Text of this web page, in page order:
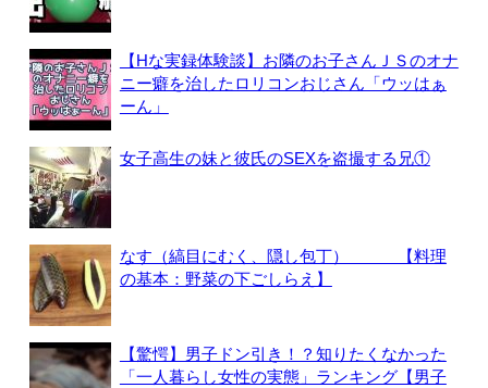
【Hな実録体験談】お隣のお子さんＪＳのオナ
ニー癖を治したロリコンおじさん「ウッはぁ
ーん」
女子高生の妹と彼氏のSEXを盗撮する兄①
なす（縞目にむく、隠し包丁） 【料理
の基本：野菜の下ごしらえ】
【驚愕】男子ドン引き！？知りたくなかった
「一人暮らし女性の実態」ランキング【男子